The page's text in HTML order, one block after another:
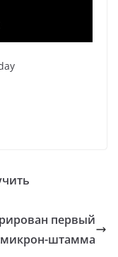
первый
штамма